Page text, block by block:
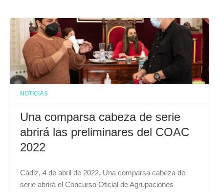
NOTICIAS
Una comparsa cabeza de serie
abrirá las preliminares del COAC
2022
Cádiz, 4 de abril de 2022. Una comparsa cabeza de
serie abrirá el Concurso Oficial de Agrupaciones